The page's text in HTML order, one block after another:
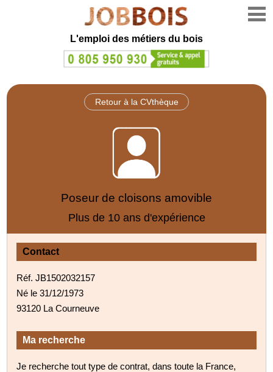
L'emploi des métiers du bois
Retour à la CVthèque
Poseur de cloisons amovible
Plus de 10 ans d'expérience
Contact
Réf. JB1502032157
Né le 31/12/1973
93120 La Courneuve
Ma recherche
Je recherche tout type de contrat, dans toute la France,